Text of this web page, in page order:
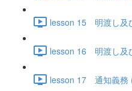
lesson 15 明渡し及
lesson 16 明渡し及
lesson 17 通知義務